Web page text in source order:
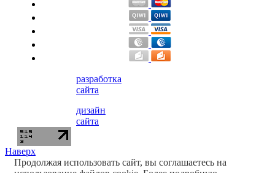
разработка
сайта
дизайн
сайта
Наверх
Продолжая использовать сайт, вы соглашаетесь на